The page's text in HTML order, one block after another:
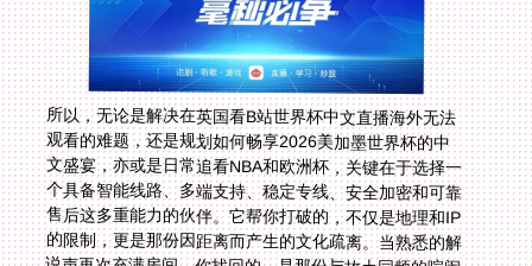
所以，无论是解决在英国看B站世界杯中文直播海外无法
观看的难题，还是规划如何畅享2026美加墨世界杯的中
文盛宴，亦或是日常追看NBA和欧洲杯，关键在于选择一
个具备智能线路、多端支持、稳定专线、安全加密和可靠
售后这多重能力的伙伴。它帮你打破的，不仅是地理和IP
的限制，更是那份因距离而产生的文化疏离。当熟悉的解
说声再次充满房间，你找回的，是那份与故土同频的喧闹
与温情。这，或许就是技术在当下，为我们守护的最温暖